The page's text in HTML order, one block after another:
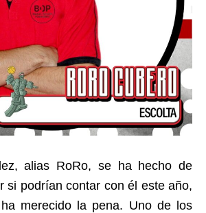
alias RoRo, se ha hecho de
si podrían contar con él este año,
merecido la pena. Uno de los